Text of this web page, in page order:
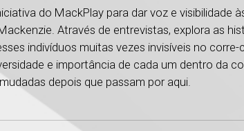
do MackPlay para dar voz e visibilidade
Através de entrevistas, explora as
indivíduos muitas vezes invisíveis no
e importância de cada um dentro da
depois que passam por aqui.
1